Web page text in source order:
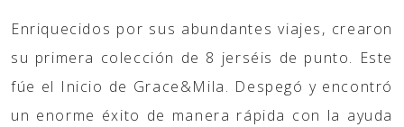
Enriquecidos por sus abundantes viajes, crearon
su primera colección de 8 jerséis de punto. Este
fúe el Inicio de Grace&Mila. Despegó y encontró
un enorme éxito de manera rápida con la ayuda